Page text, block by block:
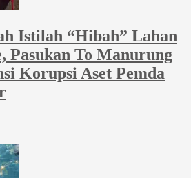
Istilah “Hibah” Lahan
Pasukan To Manurung
Korupsi Aset Pemda